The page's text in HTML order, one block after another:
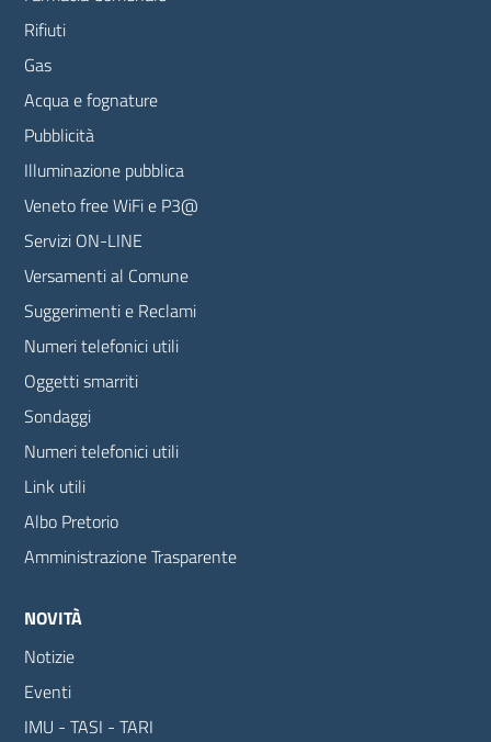
Rifiuti
Gas
Acqua e fognature
Pubblicità
Illuminazione pubblica
Veneto free WiFi e P3@
Servizi ON-LINE
Versamenti al Comune
Suggerimenti e Reclami
Numeri telefonici utili
Oggetti smarriti
Sondaggi
Numeri telefonici utili
Link utili
Albo Pretorio
Amministrazione Trasparente
NOVITÀ
Notizie
Eventi
IMU - TASI - TARI